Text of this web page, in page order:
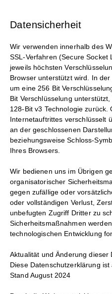
Datensicherheit
Wir verwenden innerhalb des
SSL-Verfahren (Secure Socket
jeweils höchsten
Browser unterstützt wird. In
um eine 256 Bit
Bit Verschlüsselung
128-Bit v3 Technologie
Internetauftrittes verschlüsselt
an der geschlossenen
beziehungsweise Schloss-
Ihres Browsers.
Wir bedienen uns im Übrigen
organisatorischer
gegen zufällige oder
oder vollständigen Verlust,
unbefugten Zugriff Dritter zu
Sicherheitsmaßnahmen
technologischen Entwicklung
Aktualität und Änderung dieser
Diese Datenschutzerklärung
Stand August 2024